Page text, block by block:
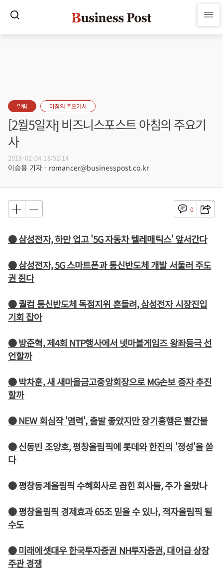
알림 아침의 주요기사
[2월5일자] 비즈니스포스트 아침의 주요기
사
2018-02-04 18:52:14
이승용 기자 - romancer@businesspost.co.kr
0
● 삼성전자, 하만 업고 '5G 자동차 텔레매틱스' 앞서간다
● 삼성전자, 5G 스마트폰과 통신반도체 개발 서둘러 주도
권 쥔다
● 퀄컴 통신반도체 독점지위 흔들려, 삼성전자 시장진입
기회 잡아
● 방준혁, 제4회 NTP행사에서 넷마블게임즈 왕좌등극 선
언할까
● 박차훈, 새 새마을금고중앙회장으로 MG손보 증자 추진
할까
● NEW 회심작 '염력', 출발 좋았지만 장기흥행은 빨간불
● 신동빈 조양호, 평창올림픽에 롯데와 한진의 '정성'을 쏟
다
● 평창동계올림픽 수혜회사로 꼽힌 회사들, 주가 올랐나
● 평창올림픽 경제효과 65조 믿을 수 있나, 적자올림픽 될
수도
● 미래에셋대우 한국투자증권 NH투자증권, 대어급 상장
주관 경쟁